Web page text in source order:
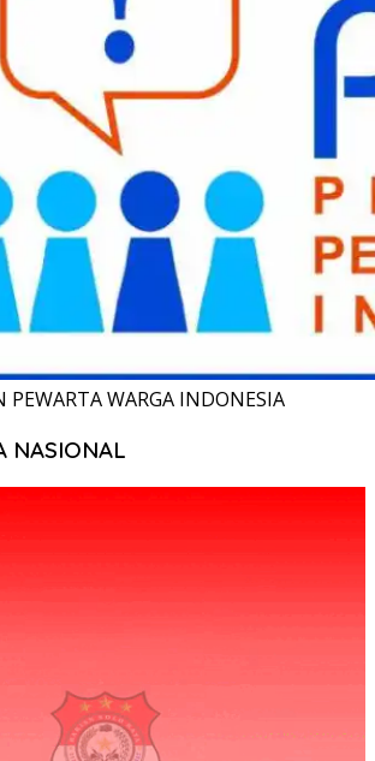
PEWARTA WARGA INDONESIA
NASIONAL